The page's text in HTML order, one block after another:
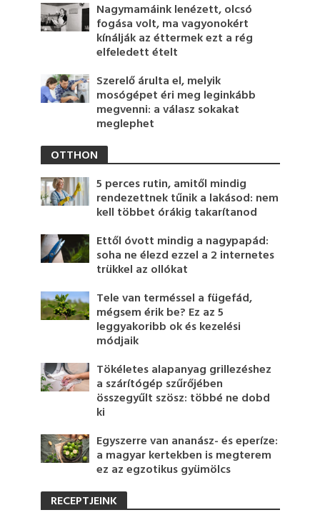
Nagymamáink lenézett, olcsó
fogása volt, ma vagyonokért
kínálják az éttermek ezt a rég
elfeledett ételt
Szerelő árulta el, melyik
mosógépet éri meg leginkább
megvenni: a válasz sokakat
meglephet
OTTHON
5 perces rutin, amitől mindig
rendezettnek tűnik a lakásod: nem
kell többet órákig takarítanod
Ettől óvott mindig a nagypapád:
soha ne élezd ezzel a 2 internetes
trükkel az ollókat
Tele van terméssel a fügefád,
mégsem érik be? Ez az 5
leggyakoribb ok és kezelési
módjaik
Tökéletes alapanyag grillezéshez
a szárítógép szűrőjében
összegyűlt szösz: többé ne dobd
ki
Egyszerre van ananász- és eperíze:
a magyar kertekben is megterem
ez az egzotikus gyümölcs
RECEPTJEINK